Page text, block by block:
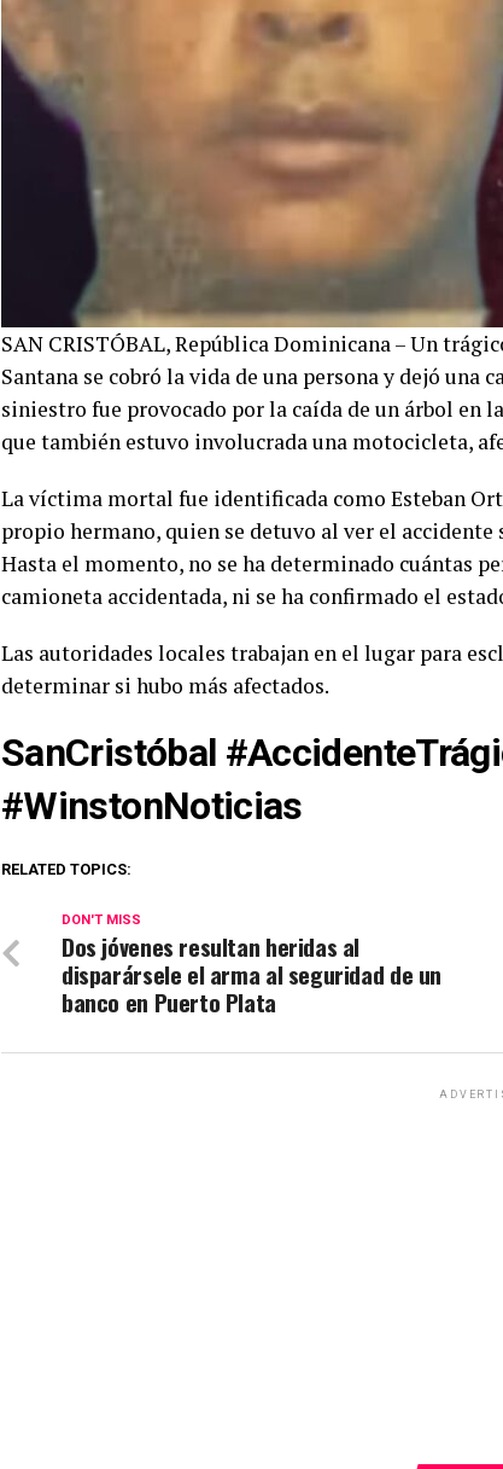
SAN CRISTÓBAL, República Dominicana – Un
Santana se cobró la vida de una persona y dejó una
siniestro fue provocado por la caída de un árbol en
que también estuvo involucrada una motocicleta,
La víctima mortal fue identificada como Esteban
propio hermano, quien se detuvo al ver el
Hasta el momento, no se ha determinado cuántas
camioneta accidentada, ni se ha confirmado el
Las autoridades locales trabajan en el lugar para
determinar si hubo más afectados.
SanCristóbal
#WinstonNoticias
RELATED TOPICS:
DON'T MISS
Dos jóvenes resultan heridas al
disparársele el arma al seguridad de un
banco en Puerto Plata